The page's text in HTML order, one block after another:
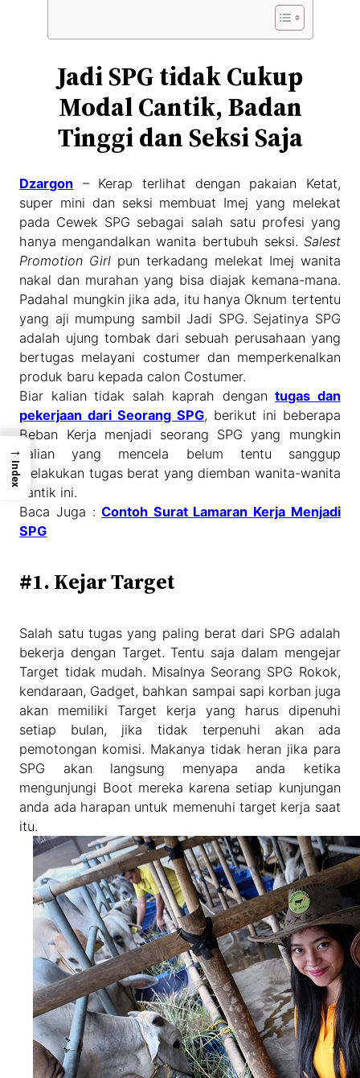
Jadi SPG tidak Cukup
Modal Cantik, Badan
Tinggi dan Seksi Saja
Dzargon – Kerap terlihat dengan pakaian Ketat,
super mini dan seksi membuat Imej yang melekat
pada Cewek SPG sebagai salah satu profesi yang
hanya mengandalkan wanita bertubuh seksi. Salest
Promotion Girl pun terkadang melekat Imej wanita
nakal dan murahan yang bisa diajak kemana-mana.
Padahal mungkin jika ada, itu hanya Oknum tertentu
yang aji mumpung sambil Jadi SPG. Sejatinya SPG
adalah ujung tombak dari sebuah perusahaan yang
bertugas melayani costumer dan memperkenalkan
produk baru kepada calon Costumer.
Biar kalian tidak salah kaprah dengantugas dan
pekerjaan dari Seorang SPG, berikut ini beberapa
Beban Kerja menjadi seorang SPG yang mungkin
kalian yang mencela belum tentu sanggup
melakukan tugas berat yang diemban wanita-wanita
cantik ini.
Baca Juga :Contoh Surat Lamaran Kerja Menjadi
SPG
#1. Kejar Target
Salah satu tugas yang paling berat dari SPG adalah
bekerja dengan Target. Tentu saja dalam mengejar
Target tidak mudah. Misalnya Seorang SPG Rokok,
kendaraan, Gadget, bahkan sampai sapi korban juga
akan memiliki Target kerja yang harus dipenuhi
setiap bulan, jika tidak terpenuhi akan ada
pemotongan komisi. Makanya tidak heran jika para
SPG akan langsung menyapa anda ketika
mengunjungi Boot mereka karena setiap kunjungan
anda ada harapan untuk memenuhi target kerja saat
itu.
→
Index